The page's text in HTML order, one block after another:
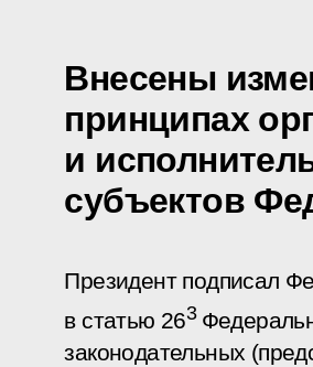
Внесены
принципах
и
субъектов
Президент подписал
в статью 263
законодательных